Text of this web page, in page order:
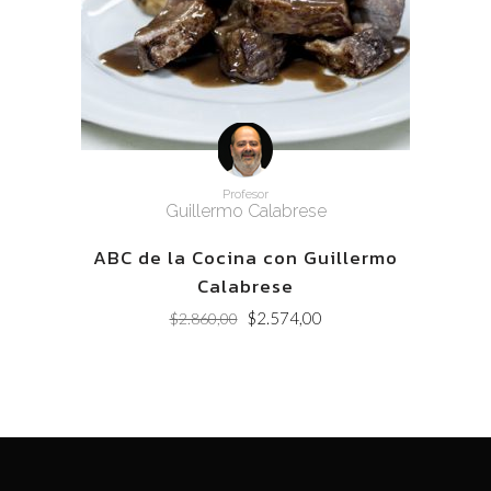
Profesor
Guillermo Calabrese
ABC de la Cocina con Guillermo
Calabrese
$2.860,00
Original
$2.574,00Current